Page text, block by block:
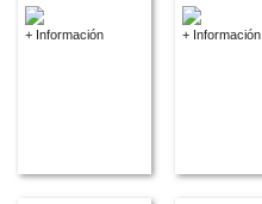
+ Información + Información